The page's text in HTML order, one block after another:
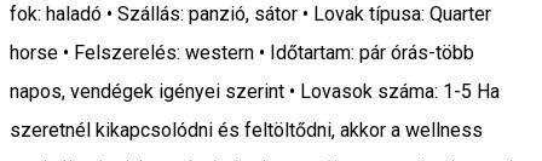
fok: haladó • Szállás: panzió, sátor • Lovak típusa: Quarter
horse • Felszerelés: western • Időtartam: pár órás-több
napos, vendégek igényei szerint • Lovasok száma: 1-5 Ha
szeretnél kikapcsolódni és feltöltődni, akkor a wellness